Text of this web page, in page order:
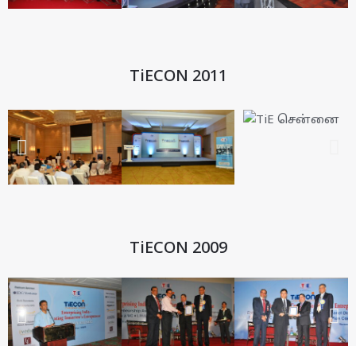
TiECON 2011
TiECON 2009